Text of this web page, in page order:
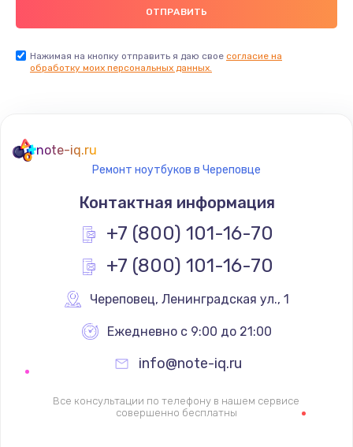
Нажимая на кнопку отправить я даю свое согласие на
обработку моих персональных данных.
note-iq.ru
Ремонт ноутбуков в Череповце
Контактная информация
+7 (800) 101-16-70
+7 (800) 101-16-70
Череповец, Ленинградская ул., 1
Ежедневно с 9:00 до 21:00
info@note-iq.ru
Все консультации по телефону в нашем сервисе
совершенно бесплатны